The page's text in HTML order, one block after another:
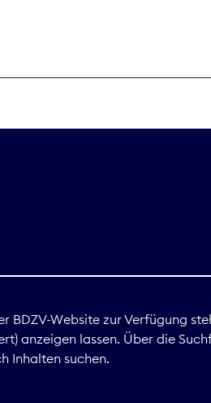
BDZV-Website zur Verfügung
anzeigen lassen. Über die
Inhalten suchen.